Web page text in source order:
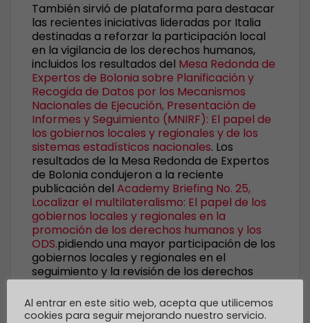
También sirvió de plataforma para destacar
las recientes iniciativas lideradas por Italia
destinadas a reforzar la participación local
en la vigilancia de los derechos humanos,
incluidos los resultados del Mesa Redonda de
Expertos de Bolonia sobre Planificación y
Recogida de Datos por los Mecanismos
Nacionales de Ejecución, Presentación de
Informes y Seguimiento (MNIRF): El papel de
los gobiernos locales y regionales y de los
sistemas estadísticos nacionales. Los
resultados de la Mesa Redonda de Expertos
de Bolonia condujeron a la reciente
publicación del Academy Briefing No. 25,
Localizar el multilateralismo: El papel de los
gobiernos locales y regionales en la
promoción de los derechos humanos y los
ODS.pidiendo una mayor participación de los
gobiernos locales y regionales en el
seguimiento y la revisión de los derechos
Al entrar en este sitio web, acepta que utilicemos
cookies para seguir mejorando nuestro servicio.